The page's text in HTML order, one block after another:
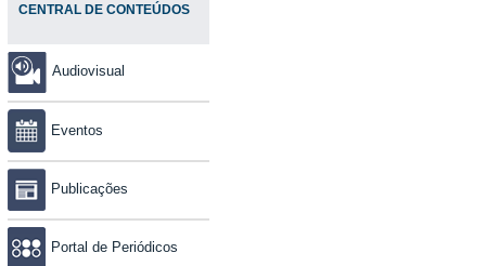
CENTRAL DE CONTEÚDOS
Audiovisual
Eventos
Publicações
Portal de Periódicos